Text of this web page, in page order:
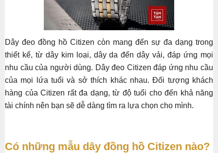
Dây đeo đồng hồ Citizen còn mang đến sự đa dạng trong
thiết kế, từ dây kim loại, dây da đến dây vải, đáp ứng mọi
nhu cầu của người dùng. Dây đeo Citizen đáp ứng nhu cầu
của mọi lứa tuổi và sở thích khác nhau. Đối tượng khách
hàng của Citizen rất đa dạng, từ độ tuổi cho đến khả năng
tài chính nên bạn sẽ dễ dàng tìm ra lựa chọn cho mình.
Có những mẫu dây đồng hồ Citizen nào?